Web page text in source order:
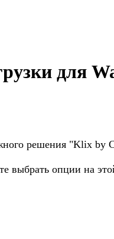
для
решения "Klix by
выбрать опции на